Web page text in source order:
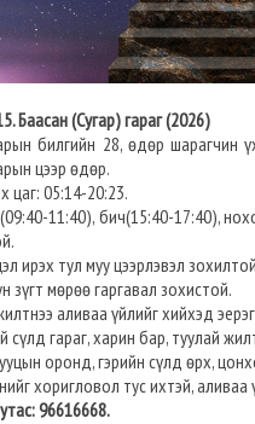
Баасан (Сугар) гараг (2026)
билгийн 28, өдөр шарагчин
цээр өдөр.
цаг: 05:14-20:23.
11:40), бич(15:40-17:40),
ирэх тул муу цээрлэвэл
зүгт мөрөө гаргавал зохистой.
аливаа үйлийг хийхэд
гараг, харин бар, туулай
оронд, гэрийн сүлд өрх,
хоригловол тус ихтэй,
96616668.